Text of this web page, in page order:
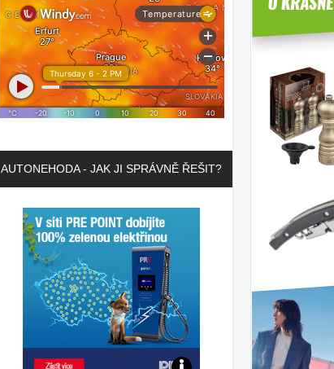
AUTONEHODA - JAK JI SPRÁVNĚ ŘEŠIT?